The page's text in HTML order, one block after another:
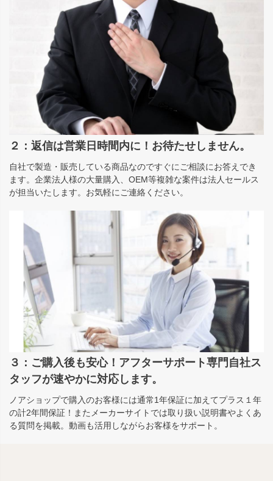
２：返信は営業日時間内に！お待たせしません。
自社で製造・販売している商品なのですぐにご相談にお答えでき
ます。企業法人様の大量購入、OEM等複雑な案件は法人セールス
が担当いたします。お気軽にご連絡ください。
３：ご購入後も安心！アフターサポート専門自社ス
タッフが速やかに対応します。
ノアショップで購入のお客様には通常1年保証に加えてプラス１年
の計2年間保証！またメーカーサイトでは取り扱い説明書やよくあ
る質問を掲載。動画も活用しながらお客様をサポート。